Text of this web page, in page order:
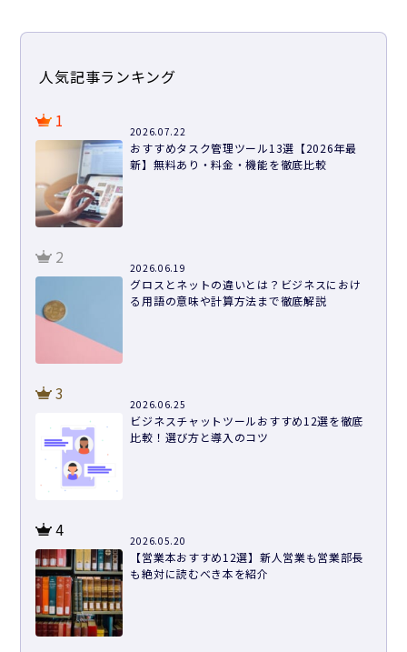
人気記事ランキング
1
2026.07.22
おすすめタスク管理ツール13選【2026年最
新】無料あり・料金・機能を徹底比較
2
2026.06.19
グロスとネットの違いとは？ビジネスにおけ
る用語の意味や計算方法まで徹底解説
3
2026.06.25
ビジネスチャットツールおすすめ12選を徹底
比較！選び方と導入のコツ
4
2026.05.20
【営業本おすすめ12選】新人営業も営業部長
も絶対に読むべき本を紹介